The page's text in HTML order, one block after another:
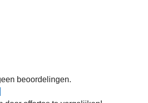
beoordelingen.